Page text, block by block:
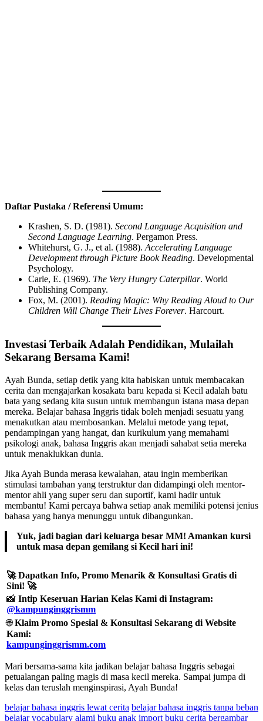
Daftar Pustaka / Referensi Umum:
Krashen, S. D. (1981). Second Language Acquisition and
Second Language Learning. Pergamon Press.
Whitehurst, G. J., et al. (1988). Accelerating Language
Development through Picture Book Reading. Developmental
Psychology.
Carle, E. (1969). The Very Hungry Caterpillar. World
Publishing Company.
Fox, M. (2001). Reading Magic: Why Reading Aloud to Our
Children Will Change Their Lives Forever. Harcourt.
Investasi Terbaik Adalah Pendidikan, Mulailah
Sekarang Bersama Kami!
Ayah Bunda, setiap detik yang kita habiskan untuk membacakan
cerita dan mengajarkan kosakata baru kepada si Kecil adalah batu
bata yang sedang kita susun untuk membangun istana masa depan
mereka. Belajar bahasa Inggris tidak boleh menjadi sesuatu yang
menakutkan atau membosankan. Melalui metode yang tepat,
pendampingan yang hangat, dan kurikulum yang memahami
psikologi anak, bahasa Inggris akan menjadi sahabat setia mereka
untuk menaklukkan dunia.
Jika Ayah Bunda merasa kewalahan, atau ingin memberikan
stimulasi tambahan yang terstruktur dan didampingi oleh mentor-
mentor ahli yang super seru dan suportif, kami hadir untuk
membantu! Kami percaya bahwa setiap anak memiliki potensi jenius
bahasa yang hanya menunggu untuk dibangunkan.
Yuk, jadi bagian dari keluarga besar MM! Amankan kursi
untuk masa depan gemilang si Kecil hari ini!
🚀 Dapatkan Info, Promo Menarik & Konsultasi Gratis di
Sini! 🚀
📸 Intip Keseruan Harian Kelas Kami di Instagram:
@kampunginggrismm
🌐Klaim Promo Spesial & Konsultasi Sekarang di Website
Kami:
kampunginggrismm.com
Mari bersama-sama kita jadikan belajar bahasa Inggris sebagai
petualangan paling magis di masa kecil mereka. Sampai jumpa di
kelas dan teruslah menginspirasi, Ayah Bunda!
belajar bahasa inggris lewat cerita belajar bahasa inggris tanpa beban
belajar vocabulary alami buku anak import buku cerita bergambar